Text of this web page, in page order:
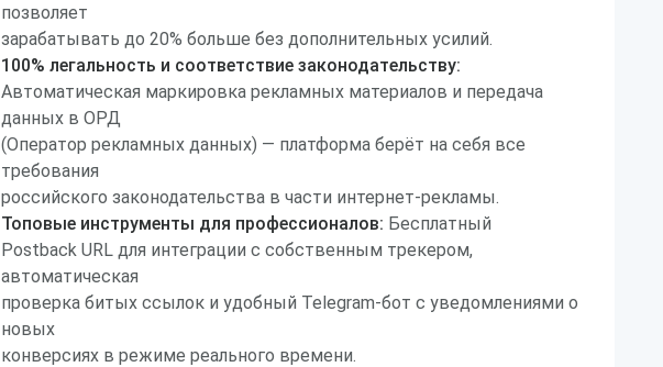
позволяет
зарабатывать до 20% больше без дополнительных усилий.
100% легальность и соответствие законодательству:
Автоматическая маркировка рекламных материалов и передача
данных в ОРД
(Оператор рекламных данных) — платформа берёт на себя все
требования
российского законодательства в части интернет-рекламы.
Топовые инструменты для профессионалов: Бесплатный
Postback URL для интеграции с собственным трекером,
автоматическая
проверка битых ссылок и удобный Telegram-бот с уведомлениями о
новых
конверсиях в режиме реального времени.